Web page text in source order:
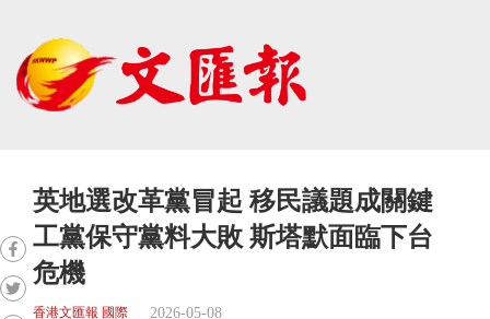
英地選改革黨冒起 移民議題成關鍵
工黨保守黨料大敗 斯塔默面臨下台
危機
香港文匯報 國際 2026-05-08